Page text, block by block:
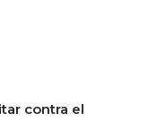
contra el